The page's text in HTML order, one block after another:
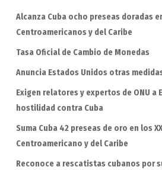
Alcanza Cuba ocho preseas doradas
Centroamericanos y del Caribe
Tasa Oficial de Cambio de Monedas
Anuncia Estados Unidos otras
Exigen relatores y expertos de ONU a
hostilidad contra Cuba
Suma Cuba 42 preseas de oro en los
Centroamericano y del Caribe
Reconoce a rescatistas cubanos por